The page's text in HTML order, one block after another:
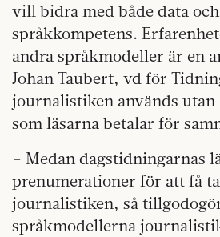
vill bidra med både data och
språkkompetens.
andra språkmodeller är en
Johan Taubert, vd för
journalistiken används
som läsarna betalar för
– Medan dagstidningarnas
prenumerationer för att få
journalistiken, så
språkmodellerna